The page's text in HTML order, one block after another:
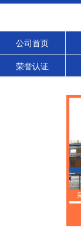
公司首页
荣誉认证